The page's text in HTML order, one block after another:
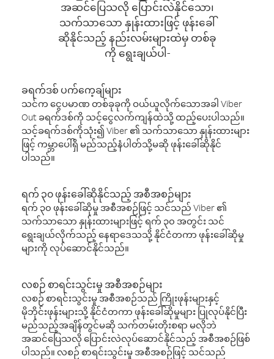
အဆင်ပြေသလို ပြောင်းလဲနိုင်သော၊
သက်သာသော နှုန်းထားဖြင့် ဖုန်းခေါ်
ဆိုနိုင်သည့် နည်းလမ်းများထဲမှ တစ်ခု
ကို ရွေးချယ်ပါ-
ခရက်ဒစ် ပက်ကေ့ချ်များ
သင်က ငွေပမာဏ တစ်ခုခုကို ဝယ်ယူလိုက်သောအခါ Viber
Out ခရက်ဒစ်ကို သင့်ငွေလက်ကျန်ထဲသို့ ထည့်ပေးပါသည်။
သင့်ခရက်ဒစ်ကိုသုံး၍ Viber ၏ သက်သာသော နှုန်းထားများ
ဖြင့် ကမ္ဘာပေါ်ရှိ မည်သည့်နံပါတ်သို့မဆို ဖုန်းခေါ်ဆိုနိုင်
ပါသည်။
ရက် ၃၀ ဖုန်းခေါ်ဆိုနိုင်သည့် အစီအစဉ်များ
ရက် ၃၀ ဖုန်းခေါ်ဆိုမှု အစီအစဉ်ဖြင့် သင်သည် Viber ၏
သက်သာသော နှုန်းထားများဖြင့် ရက် ၃၀ အတွင်း သင်
ရွေးချယ်လိုက်သည့် နေရာဒေသသို့ နိုင်ငံတကာ ဖုန်းခေါ်ဆိုမှု
များကို လုပ်ဆောင်နိုင်သည်။
လစဉ် စာရင်းသွင်းမှု အစီအစဉ်များ
လစဉ် စာရင်းသွင်းမှု အစီအစဉ်သည် ကြိုးဖုန်းများနှင့်
မိုဘိုင်းဖုန်းများသို့ နိုင်ငံတကာ ဖုန်းခေါ်ဆိုမှုများ ပြုလုပ်နိုင်ပြီး
မည်သည့်အချိန်တွင်မဆို သက်တမ်းတိုးစရာ မလိုဘဲ
အဆင်ပြေသလို ပြောင်းလဲလုပ်ဆောင်နိုင်သည့် အစီအစဉ်ဖြစ်
ပါသည်။ လစဉ် စာရင်းသွင်းမှု အစီအစဉ်ဖြင့် သင်သည်